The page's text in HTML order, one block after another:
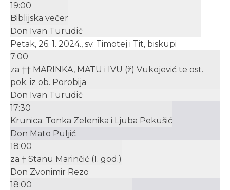
19:00
Biblijska večer
Don Ivan Turudić
Petak, 26. 1. 2024., sv. Timotej i Tit, biskupi
7:00
za †† MARINKA, MATU i IVU (ž) Vukojević te ost.
pok. iz ob. Porobija
Don Ivan Turudić
17:30
Krunica: Tonka Zelenika i Ljuba Pekušić
Don Mato Puljić
18:00
za † Stanu Marinčić (1. god.)
Don Zvonimir Rezo
18:00